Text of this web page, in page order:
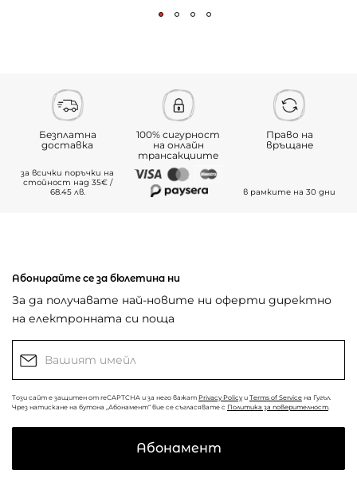
Безплатна
доставка
за всички поръчки на
стойност над 35€ /
68.45 лв.
100% сигурност
на онлайн
трансакциите
Право на
връщане
в рамките на 30 дни
Абонирайте се за бюлетина ни
За да получавате най-новите ни оферти директно
на електронната си поща
Този сайт е защитен от reCAPTCHA и за него важат Privacy Policy и Terms of Service на Гугъл.
Чрез натискане на бутона „Абонамент“ вие се съгласявате с Политика за поверителност
Абонамент